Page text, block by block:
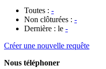
Toutes : -
Non clôturées : -
Dernière : le -
Créer une nouvelle requête
Nous téléphoner